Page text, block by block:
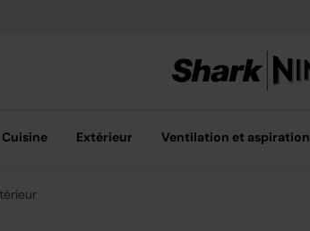
Cuisine Extérieur Ventilation et aspiration